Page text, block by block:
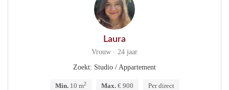
Laura
Vrouw · 24 jaar
Zoekt: Studio / Appartement
Min.10 m2 Max.€ 900 Per direct